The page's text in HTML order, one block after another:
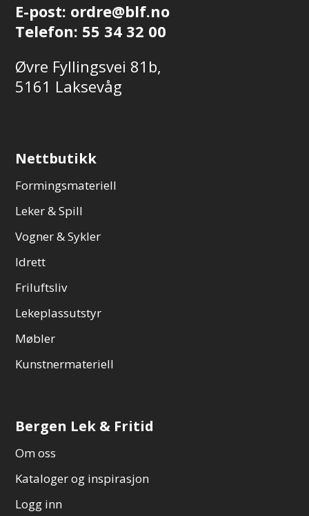
E-post: ordre@blf.no
Telefon: 55 34 32 00
Øvre Fyllingsvei 81b,
5161 Laksevåg
Nettbutikk
Formingsmateriell
Leker & Spill
Vogner & Sykler
Idrett
Friluftsliv
Lekeplassutstyr
Møbler
Kunstnermateriell
Bergen Lek & Fritid
Om oss
Kataloger og inspirasjon
Logg inn